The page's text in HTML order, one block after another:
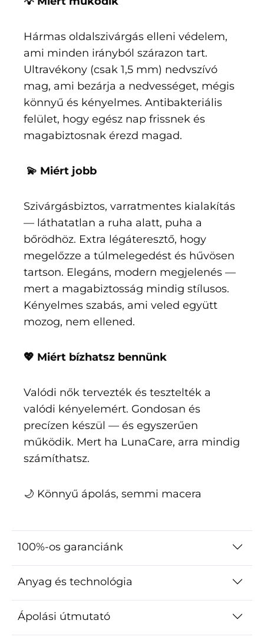
Hármas oldalszivárgás elleni védelem,
ami minden irányból szárazon tart.
Ultravékony (csak 1,5 mm) nedvszívó
mag, ami bezárja a nedvességet, mégis
könnyű és kényelmes. Antibakteriális
felület, hogy egész nap frissnek és
magabiztosnak érezd magad.
💫 Miért jobb
Szivárgásbiztos, varratmentes kialakítás
— láthatatlan a ruha alatt, puha a
bőrödhöz. Extra légáteresztő, hogy
megelőzze a túlmelegedést és hűvösen
tartson. Elegáns, modern megjelenés —
mert a magabiztosság mindig stílusos.
Kényelmes szabás, ami veled együtt
mozog, nem ellened.
💖 Miért bízhatsz bennünk
Valódi nők tervezték és tesztelték a
valódi kényelemért. Gondosan és
precízen készül — és egyszerűen
működik. Mert ha LunaCare, arra mindig
számíthatsz.
🌙 Könnyű ápolás, semmi macera
100%-os garanciánk
Anyag és technológia
Ápolási útmutató